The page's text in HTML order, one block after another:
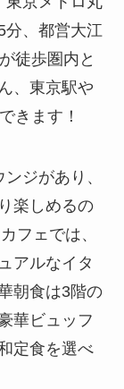
分、都営大江
徒歩圏内と
、東京駅や
きます！
ジがあり、
楽しめるの
フェでは、
アルなイタ
朝食は3階の
華ビュッフ
定食を選べ